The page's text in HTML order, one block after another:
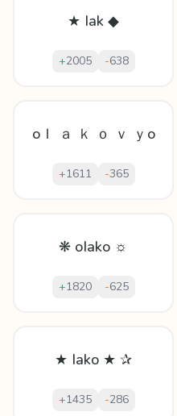
★ Iak ◆
+2005 -638
oＩ ａ ｋ ｏ ｖ ｙo
+1611 -365
❋ oIako ☼
+1820 -625
★ Iako ★ ✰
+1435 -286